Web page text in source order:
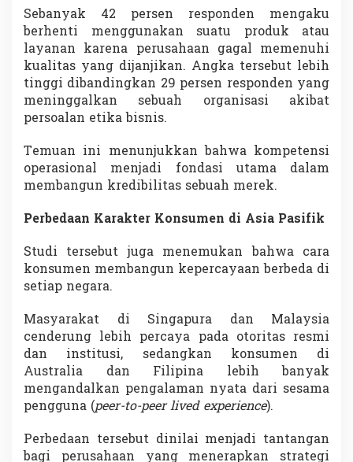
Sebanyak 42 persen responden mengaku
berhenti menggunakan suatu produk atau
layanan karena perusahaan gagal memenuhi
kualitas yang dijanjikan. Angka tersebut lebih
tinggi dibandingkan 29 persen responden yang
meninggalkan sebuah organisasi akibat
persoalan etika bisnis.
Temuan ini menunjukkan bahwa kompetensi
operasional menjadi fondasi utama dalam
membangun kredibilitas sebuah merek.
Perbedaan Karakter Konsumen di Asia Pasifik
Studi tersebut juga menemukan bahwa cara
konsumen membangun kepercayaan berbeda di
setiap negara.
Masyarakat di Singapura dan Malaysia
cenderung lebih percaya pada otoritas resmi
dan institusi, sedangkan konsumen di
Australia dan Filipina lebih banyak
mengandalkan pengalaman nyata dari sesama
pengguna (peer-to-peer lived experience).
Perbedaan tersebut dinilai menjadi tantangan
bagi perusahaan yang menerapkan strategi